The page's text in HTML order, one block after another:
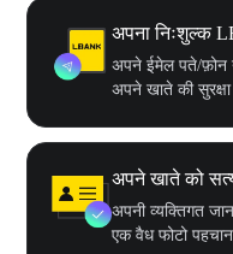
अपना निःशुल्क
अपने ईमेल पते/फ़ोन
अपने खाते की सुरक्षा
अपने खाते को
अपनी व्यक्तिगत
एक वैध फोटो